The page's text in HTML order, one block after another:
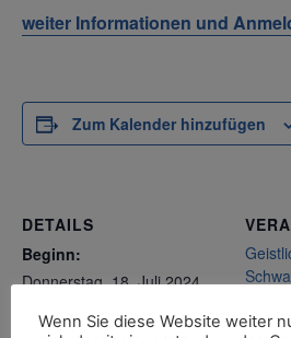
weiter Informationen und
Zum Kalender hinzufügen
DETAILS
Beginn:
Donnerstag, 18. Juli 2024,
Ende:
Wenn Sie diese Website weiter